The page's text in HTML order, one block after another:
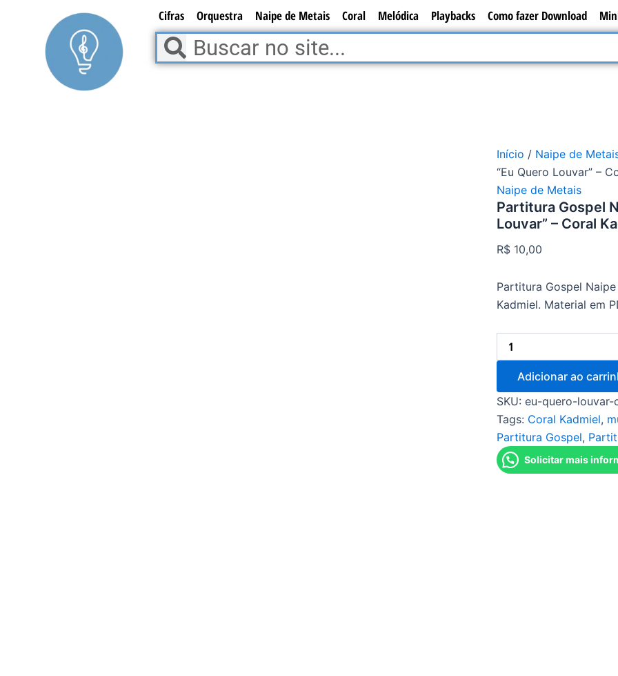
conteúdo
Cifras Orquestra Naipe de Metais Coral Melódica Playbacks Como fazer Download
PesquisarPesquisar
Início / Naipe de
“Eu Quero Louvar” –
Naipe de Metais
Partitura Gospel
Louvar” – Coral
R$ 10,00
Partitura Gospel
Kadmiel. Material em
Gospel
Naipe
Metais
Coral
Kadmiel
quantidade
Adicionar ao
SKU: eu-quero-louvar-
Tags: Coral Kadmiel,
Partitura Gospel,
Solicitar mais